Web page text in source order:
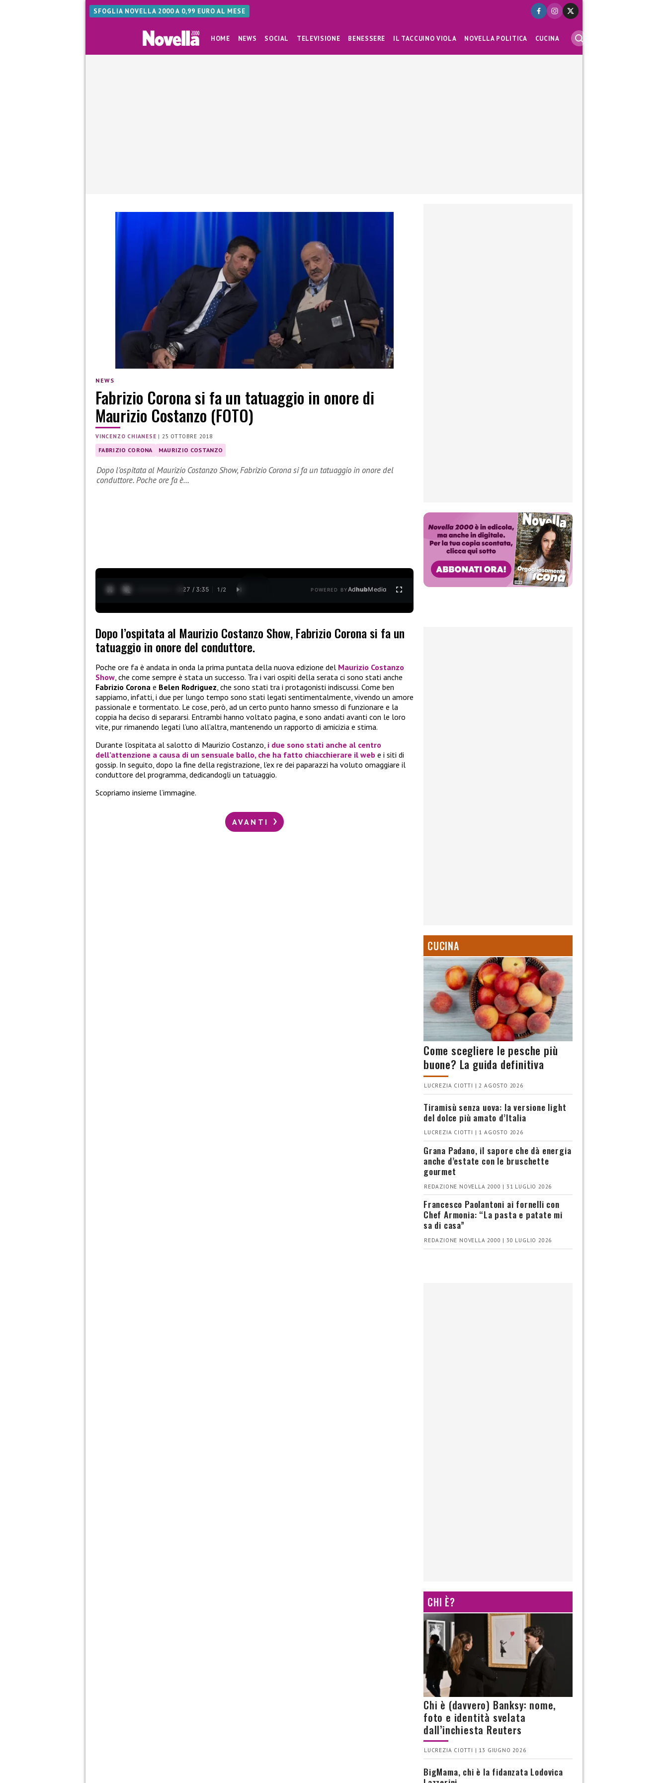
SFOGLIA NOVELLA 2000 A 0,99 EURO AL MESE
HOME NEWS SOCIAL TELEVISIONE BENESSERE IL TACCUINO VIOLA NOVELLA POLITICA CUCINA
NEWS
Fabrizio Corona si fa un tatuaggio in onore di
Maurizio Costanzo (FOTO)
VINCENZO CHIANESE |25 OTTOBRE 2018
FABRIZIO CORONA MAURIZIO COSTANZO
Dopo l’ospitata al Maurizio Costanzo Show, Fabrizio Corona si fa un tatuaggio in onore del
conduttore. Poche ore fa è…
0:28 / 3:35 1 /2 POWERED BYAdhubMedia
Dopo l’ospitata al Maurizio Costanzo Show, Fabrizio Corona si fa un
tatuaggio in onore del conduttore.
Poche ore fa è andata in onda la prima puntata della nuova edizione del Maurizio Costanzo
Show, che come sempre è stata un successo. Tra i vari ospiti della serata ci sono stati anche
Fabrizio Corona e Belen Rodriguez, che sono stati tra i protagonisti indiscussi. Come ben
sappiamo, infatti, i due per lungo tempo sono stati legati sentimentalmente, vivendo un amore
passionale e tormentato. Le cose, però, ad un certo punto hanno smesso di funzionare e la
coppia ha deciso di separarsi. Entrambi hanno voltato pagina, e sono andati avanti con le loro
vite, pur rimanendo legati l’uno all’altra, mantenendo un rapporto di amicizia e stima.
Durante l’ospitata al salotto di Maurizio Costanzo, i due sono stati anche al centro
dell’attenzione a causa di un sensuale ballo, che ha fatto chiacchierare il web e i siti di
gossip. In seguito, dopo la fine della registrazione, l’ex re dei paparazzi ha voluto omaggiare il
conduttore del programma, dedicandogli un tatuaggio.
Scopriamo insieme l’immagine.
AVANTI
CUCINA
Come scegliere le pesche più
buone? La guida definitiva
LUCREZIA CIOTTI | 2 AGOSTO 2026
Tiramisù senza uova: la versione light
del dolce più amato d’Italia
LUCREZIA CIOTTI | 1 AGOSTO 2026
Grana Padano, il sapore che dà energia
anche d’estate con le bruschette
gourmet
REDAZIONE NOVELLA 2000 | 31 LUGLIO 2026
Francesco Paolantoni ai fornelli con
Chef Armonia: “La pasta e patate mi
sa di casa”
REDAZIONE NOVELLA 2000 | 30 LUGLIO 2026
CHI È?
Chi è (davvero) Banksy: nome,
foto e identità svelata
dall’inchiesta Reuters
LUCREZIA CIOTTI | 13 GIUGNO 2026
BigMama, chi è la fidanzata Lodovica